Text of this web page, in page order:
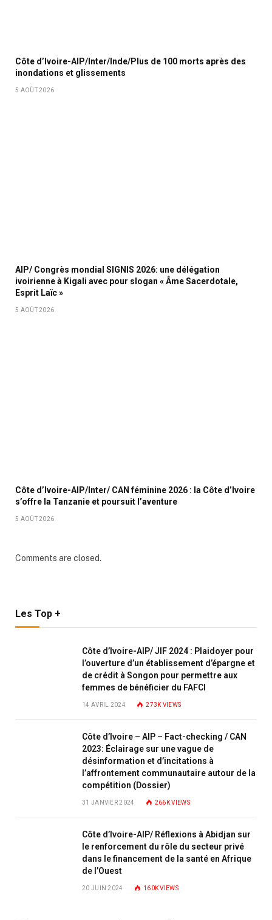
Côte d’Ivoire-AIP/Inter/Inde/Plus de 100 morts après des
inondations et glissements
5 AOÛT 2026
AIP/ Congrès mondial SIGNIS 2026: une délégation
ivoirienne à Kigali avec pour slogan « Âme Sacerdotale,
Esprit Laïc »
5 AOÛT 2026
Côte d’Ivoire-AIP/Inter/ CAN féminine 2026 : la Côte d’Ivoire
s’offre la Tanzanie et poursuit l’aventure
5 AOÛT 2026
Comments are closed.
Les Top +
Côte d’Ivoire-AIP/ JIF 2024 : Plaidoyer pour
l’ouverture d’un établissement d’épargne et
de crédit à Songon pour permettre aux
femmes de bénéficier du FAFCI
14 AVRIL 2024 273KVIEWS
Côte d’Ivoire – AIP – Fact-checking / CAN
2023: Éclairage sur une vague de
désinformation et d’incitations à
l’affrontement communautaire autour de la
compétition (Dossier)
31 JANVIER 2024 266KVIEWS
Côte d’Ivoire-AIP/ Réflexions à Abidjan sur
le renforcement du rôle du secteur privé
dans le financement de la santé en Afrique
de l’Ouest
20 JUIN 2024 160KVIEWS